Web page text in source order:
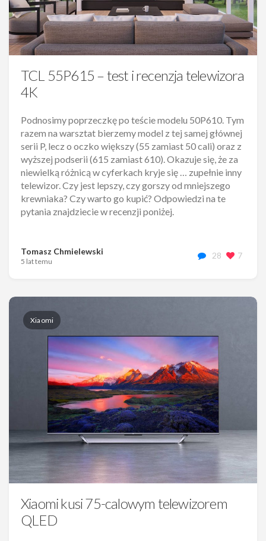
TCL 55P615 – test i recenzja telewizora
4K
Podnosimy poprzeczkę po teście modelu 50P610. Tym
razem na warsztat bierzemy model z tej samej głównej
serii P, lecz o oczko większy (55 zamiast 50 cali) oraz z
wyższej podserii (615 zamiast 610). Okazuje się, że za
niewielką różnicą w cyferkach kryje się … zupełnie inny
telewizor. Czy jest lepszy, czy gorszy od mniejszego
krewniaka? Czy warto go kupić? Odpowiedzi na te
pytania znajdziecie w recenzji poniżej.
Tomasz Chmielewski
5 lat temu
28 7
Xiaomi
Xiaomi kusi 75-calowym telewizorem
QLED